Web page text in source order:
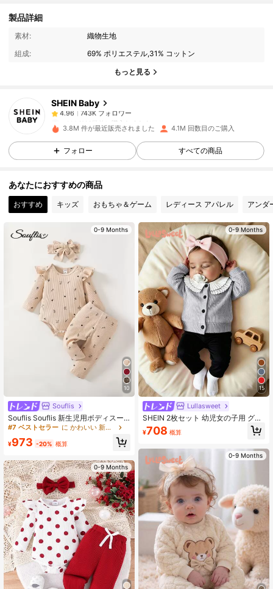
製品詳細
素材:
織物生地
組成:
69% ポリエステル,31% コットン
もっと見る
SHEIN Baby
4.96
743K フォロワー
y***4は1日前 に購入しました
5***cが10時間前にフォローしました
743K フォロワー
4.96 743K フォロワー
743K フォロワー
4.96 743K フォロワー
4.96 743K フォロワー
4.96 743K フォロワー
743K フォロワー
4.96 743K フォロワー
3.8M 件が最近販売されました 4.1M 回数目のご購入
フォロー すべての商品
あなたにおすすめの商品
おすすめ キッズ おもちゃ＆ゲーム レディース アパレル アンダ
0-9 Months
10
Souflis
Souflis Souflis 新生児用ボディスー
ツ ガールズ フリル ロンパース パン
#7 ベストセラー に かわいい 新生児セット
¥973 -20% 概算
0-9 Months
0-9 Months
15
Lullasweet
SHEIN 2枚セット 幼児女の子用 グレ
ー長袖カーディガン ホワイトダブル
フリル装飾 ブラックウェーブエッジ
パンツ付き、エレガントな外観、快
適な素材、かわいいスタイル、初春
のお出かけや日常着に適しています
¥708 概算
0-9 Months